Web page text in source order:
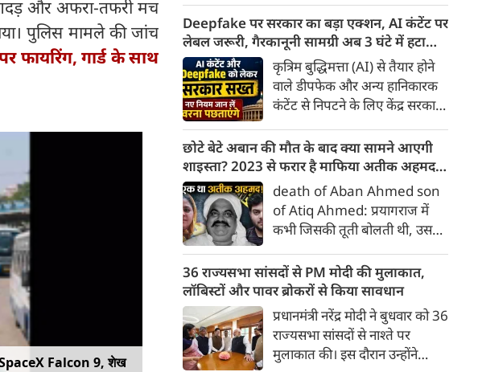
और अफरा-तफरी मच
पुलिस मामले की जांच
फायरिंग, गार्ड के साथ
Falcon 9, शेख
समंदर पार अमेरिका तक में सियासी
हलचल बढ़ा दी है।
500 गीगा वॉट गैर-जीवाश्म ऊर्जा
क्षमता के राष्ट्रीय लक्ष्य की प्राप्ति के
लिए पूरी प्रतिबद्धता के साथ कार्य कर
रहा है। उन्होंने कहा कि राज्य
नवकरणीय ऊर्जा, ऊर्जा भंडारण तथा
हरित औद्योगिक विकास के क्षेत्र में
तेजी से आगे बढ़ रहा है। म.प्र. आज
देश के अग्रणी राज्यों में अपनी विशिष्ट
पहचान बना चुका है।
Deepfake पर सरकार का बड़ा एक्शन, AI कंटेंट पर
लेबल जरूरी, गैरकानूनी सामग्री अब 3 घंटे में हटानी
होगी, नए नियम जान लें वरना पछताएंगे
कृत्रिम बुद्धिमत्ता (AI) से तैयार होने
वाले डीपफेक और अन्य हानिकारक
कंटेंट से निपटने के लिए केंद्र सरकार
किया है। सरकार ने AI से तैयार कंटेंट
पर स्पष्ट लेबल और पहचान योग्य
मेटाडेटा उपलब्ध कराना अनिवार्य
किया है। साथ ही, सरकारी या
न्यायालय के आदेश के आधार पर
गैरकानूनी जानकारी हटाने की
समयसीमा 36 घंटे से घटाकर 3 घंटे
कर दी गई है।
छोटे बेटे अबान की मौत के बाद क्या सामने आएगी
शाइस्ता? 2023 से फरार है माफिया अतीक अहमद
की पत्नी
death of Aban Ahmed son
of Atiq Ahmed: प्रयागराज में
कभी जिसकी तूती बोलती थी, उस
अहमद के कुनबे पर कानून और
किस्मत की दोहरी मार पड़ रही है।
जिस झांसी जिले में अप्रैल 2023 में
अतीक के एनकाउंटर में मारे गए बेटे
असद की सांसें थमी थीं, उसी झांसी में
अब उसके छोटे बेटे अबान की भीषण
36 राज्यसभा सांसदों से PM मोदी की मुलाकात,
लॉबिस्टों और पावर ब्रोकरों से किया सावधान
प्रधानमंत्री नरेंद्र मोदी ने बुधवार को 36
राज्यसभा सांसदों से नाश्ते पर
मुलाकात की। इस दौरान उन्होंने